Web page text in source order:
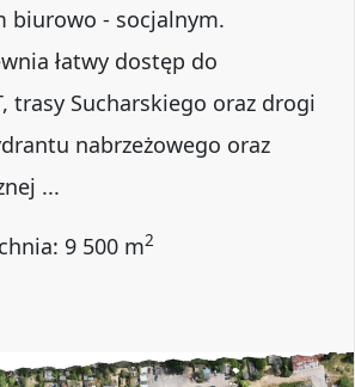
biurowo - socjalnym.
łatwy dostęp do
trasy Sucharskiego oraz drogi
nabrzeżowego oraz
...
9 500 m2